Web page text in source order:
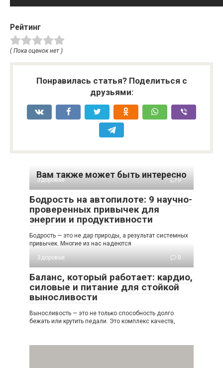
Рейтинг
( Пока оценок нет )
Понравилась статья? Поделиться с
друзьями:
Вам также может быть интересно
Здоровье 0
Бодрость на автопилоте: 9 научно-
проверенных привычек для
энергии и продуктивности
Бодрость — это не дар природы, а результат системных
привычек. Многие из нас надеются
Здоровье
0
Баланс, который работает: кардио,
силовые и питание для стойкой
выносливости
Выносливость — это не только способность долго
бежать или крутить педали. Это комплекс качеств,